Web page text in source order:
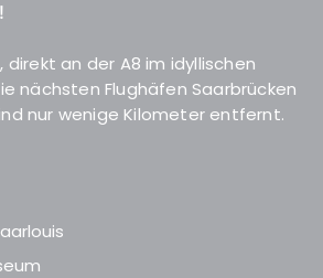
direkt an der A8 im idyllischen
nächsten Flughäfen Saarbrücken
nur wenige Kilometer entfernt.